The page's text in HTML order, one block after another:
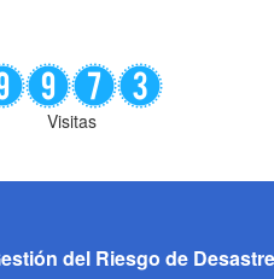
Visitas
del Riesgo de